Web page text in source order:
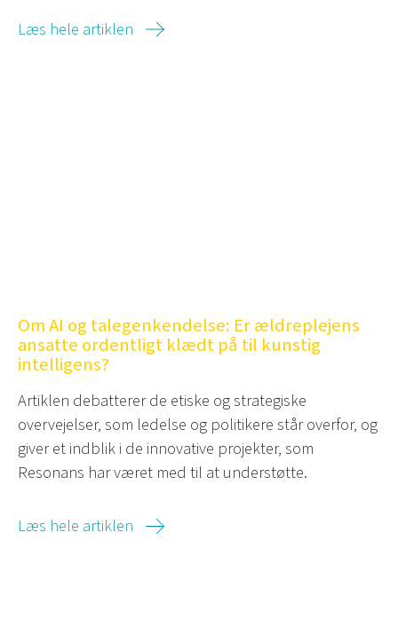
Læs hele artiklen
Om AI og talegenkendelse: Er ældreplejens
ansatte ordentligt klædt på til kunstig
intelligens?
Artiklen debatterer de etiske og strategiske
overvejelser, som ledelse og politikere står overfor, og
giver et indblik i de innovative projekter, som
Resonans har været med til at understøtte.
Læs hele artiklen